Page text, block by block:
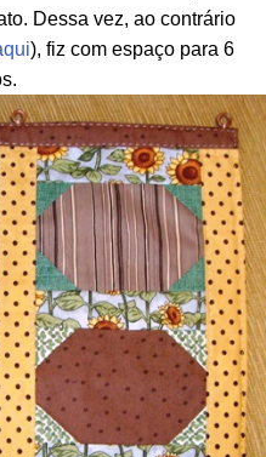
Dessa vez, ao contrário
), fiz com espaço para 6